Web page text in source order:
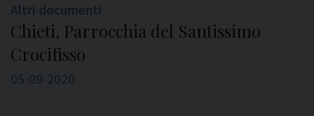
Altri documenti
Chieti, Parrocchia del Santissimo
Crocifisso
05-09-2020